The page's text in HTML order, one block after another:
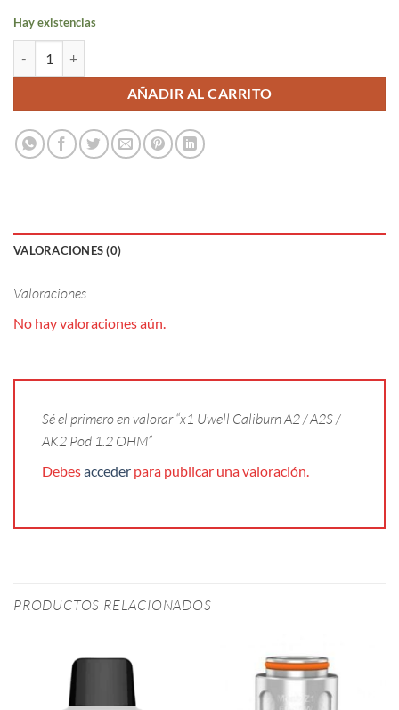
Hay existencias
AÑADIR AL CARRITO
VALORACIONES (0)
Valoraciones
No hay valoraciones aún.
Sé el primero en valorar “x1 Uwell Caliburn A2 / A2S /
AK2 Pod 1.2 OHM”
Debesacceder para publicar una valoración.
PRODUCTOS RELACIONADOS